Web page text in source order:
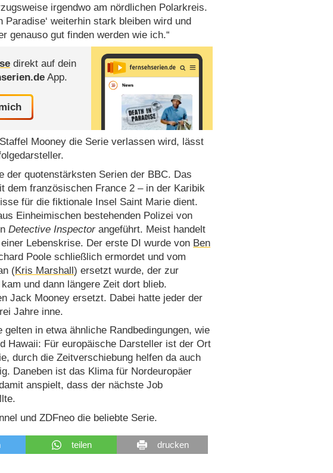
irgendwo am nördlichen Polarkreis.
weiterhin stark bleiben wird und
genauso gut finden werden wie ich.“
direkt auf dein
App.
Mooney die Serie verlassen wird, lässt
der quotenstärksten Serien der BBC. Das
dem französischen France 2 – in der Karibik
für die fiktionale Insel Saint Marie dient.
Einheimischen bestehenden Polizei von
Detective Inspectorangeführt. Meist handelt
Lebenskrise. Der erste DI wurde von Ben
Poole schließlich ermordet und vom
(Kris Marshall) ersetzt wurde, der zur
und dann längere Zeit dort blieb.
Jack Mooney ersetzt. Dabei hatte jeder der
Jahre inne.
in etwa ähnliche Randbedingungen, wie
Hawaii: Für europäische Darsteller ist der Ort
durch die Zeitverschiebung helfen da auch
Daneben ist das Klima für Nordeuropäer
anspielt, dass der nächste Job
und ZDFneo die beliebte Serie.
teilen drucken